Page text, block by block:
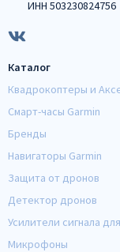
ИНН 503230824756
Каталог
Квадрокоптеры и
Смарт-часы Garmin
Бренды
Навигаторы Garmin
Защита от дронов
Детектор дронов
Усилители сигнала
Микрофоны